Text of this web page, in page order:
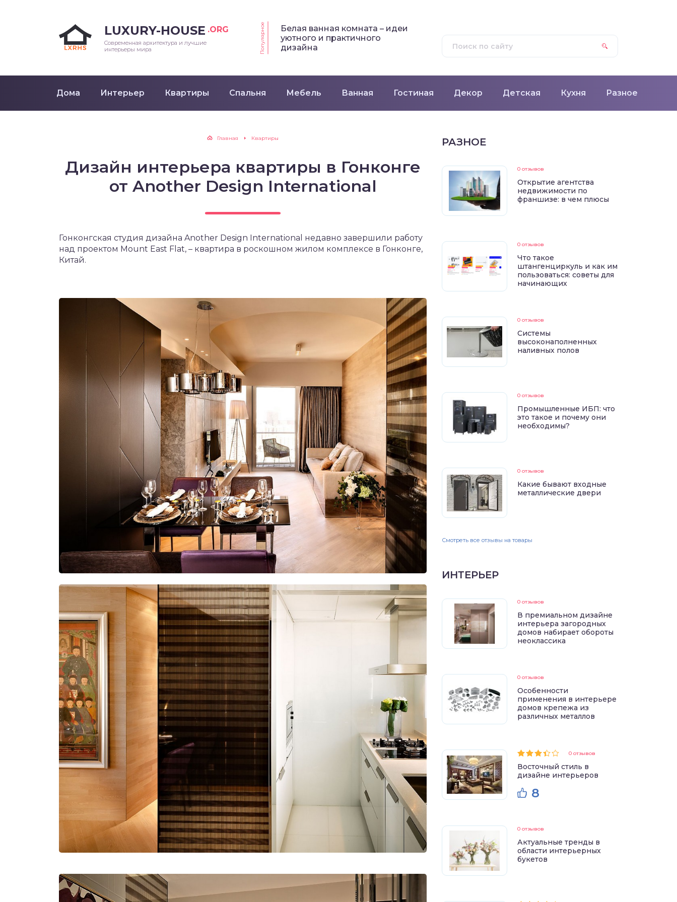
LUXURY-HOUSE .ORG
Современная архитектура и лучшие
интерьеры мира
Популярное
Белая ванная комната – идеи
уютного и практичного
дизайна
Дома Интерьер Квартиры Спальня Мебель Ванная Гостиная Декор Детская Кухня Разное
Главная Квартиры
Дизайн интерьера квартиры в Гонконге
от Another Design International
Гонконгская студия дизайна Another Design International недавно завершили работу
над проектом Mount East Flat, – квартира в роскошном жилом комплексе в Гонконге,
Китай.
РАЗНОЕ
0 отзывов
Открытие агентства
недвижимости по
франшизе: в чем плюсы
0 отзывов
Что такое
штангенциркуль и как им
пользоваться: советы для
начинающих
0 отзывов
Системы
высоконаполненных
наливных полов
0 отзывов
Промышленные ИБП: что
это такое и почему они
необходимы?
0 отзывов
Какие бывают входные
металлические двери
Смотреть все отзывы на товары
ИНТЕРЬЕР
0 отзывов
В премиальном дизайне
интерьера загородных
домов набирает обороты
неоклассика
0 отзывов
Особенности
применения в интерьере
домов крепежа из
различных металлов
0 отзывов
Восточный стиль в
дизайне интерьеров
8
0 отзывов
Актуальные тренды в
области интерьерных
букетов